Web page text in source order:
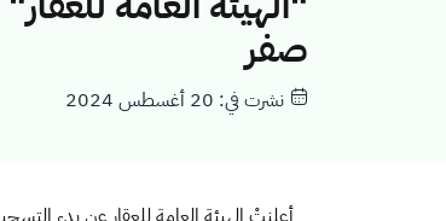
صفر
نشرت في: 20 أغسطس 2024